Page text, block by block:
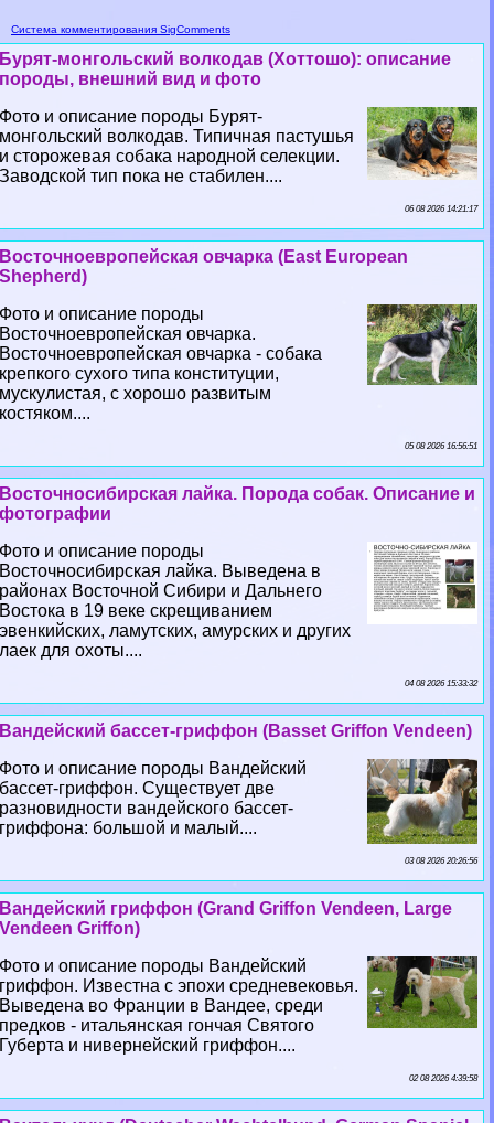
Система комментирования SigComments
Бурят-монгольский волкодав (Хоттошо): описание
породы, внешний вид и фото
Фото и описание породы Бурят-
монгольский волкодав. Типичная пастушья
и сторожевая собака народной селекции.
Заводской тип пока не стабилен....
06 08 2026 14:21:17
Восточноевропейская овчарка (East European
Shepherd)
Фото и описание породы
Восточноевропейская овчарка.
Восточноевропейская овчарка - собака
крепкого сухого типа конституции,
мускулистая, с хорошо развитым
костяком....
05 08 2026 16:56:51
Восточносибирская лайка. Порода собак. Описание и
фотографии
Фото и описание породы
Восточносибирская лайка. Выведена в
районах Восточной Сибири и Дальнего
Востока в 19 веке скрещиванием
эвенкийских, ламутских, амурских и других
лаек для охоты....
04 08 2026 15:33:32
Вандейский бассет-гриффон (Basset Griffon Vendeen)
Фото и описание породы Вандейский
бассет-гриффон. Существует две
разновидности вандейского бассет-
гриффона: большой и малый....
03 08 2026 20:26:56
Вандейский гриффон (Grand Griffon Vendeen, Large
Vendeen Griffon)
Фото и описание породы Вандейский
гриффон. Известна с эпохи средневековья.
Выведена во Франции в Вандее, среди
предков - итальянская гончая Святого
Губерта и нивернейский гриффон....
02 08 2026 4:39:58